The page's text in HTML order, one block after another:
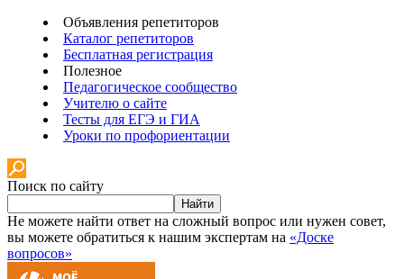
Объявления репетиторов
Каталог репетиторов
Бесплатная регистрация
Полезное
Педагогическое сообщество
Учителю о сайте
Тесты для ЕГЭ и ГИА
Уроки по профориентации
Поиск по сайту
Найти
Не можете найти ответ на сложный вопрос или нужен совет,
вы можете обратиться к нашим экспертам на «Доске
вопросов»